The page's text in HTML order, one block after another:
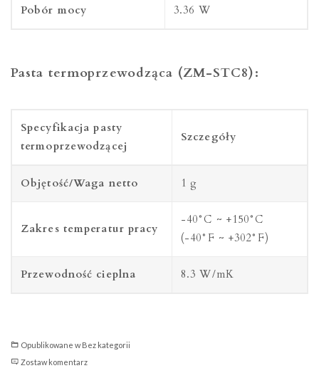
Pobór mocy 3.36 W
Pasta termoprzewodząca (ZM-STC8):
Specyfikacja pasty
termoprzewodzącej
Szczegóły
Objętość/Waga netto 1 g
Zakres temperatur pracy
-40°C ~ +150°C
(-40°F ~ +302°F)
Przewodność cieplna 8.3 W/mK
Opublikowane wBez kategorii
Zostaw komentarzZalman